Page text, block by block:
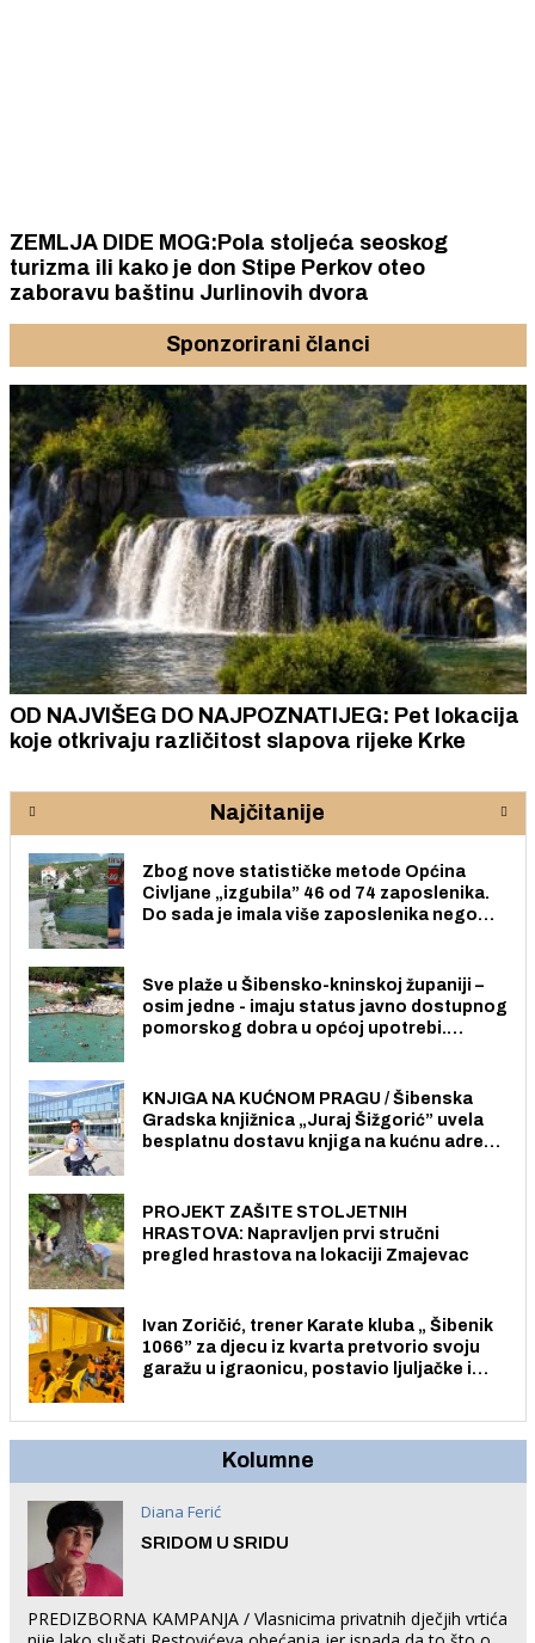
ZEMLJA DIDE MOG:Pola stoljeća seoskog
turizma ili kako je don Stipe Perkov oteo
zaboravu baštinu Jurlinovih dvora
Sponzorirani članci
OD NAJVIŠEG DO NAJPOZNATIJEG: Pet lokacija
koje otkrivaju različitost slapova rijeke Krke
Najčitanije
Zbog nove statističke metode Općina
Civljane „izgubila” 46 od 74 zaposlenika.
Do sada je imala više zaposlenika nego
Sve plaže u Šibensko-kninskoj županiji –
osim jedne - imaju status javno dostupnog
pomorskog dobra u općoj upotrebi.
KNJIGA NA KUĆNOM PRAGU / Šibenska
Gradska knjižnica „Juraj Šižgorić” uvela
besplatnu dostavu knjiga na kućnu adresu
PROJEKT ZAŠITE STOLJETNIH
HRASTOVA: Napravljen prvi stručni
pregled hrastova na lokaciji Zmajevac
Ivan Zoričić, trener Karate kluba „ Šibenik
1066” za djecu iz kvarta pretvorio svoju
garažu u igraonicu, postavio ljuljačke i
Kolumne
Diana Ferić
SRIDOM U SRIDU
PREDIZBORNA KAMPANJA / Vlasnicima privatnih dječjih vrtića